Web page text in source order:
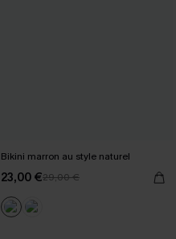
Bikini marron au style naturel
23,00 €29,00 €